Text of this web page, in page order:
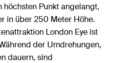
höchsten Punkt angelangt,
in über 250 Meter Höhe.
London Eye ist
der Umdrehungen,
dauern, sind